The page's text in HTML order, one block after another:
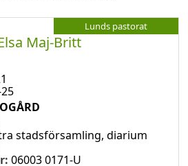
Lunds pastorat
Maj-Britt
stadsförsamling, diarium
06003 0171-U